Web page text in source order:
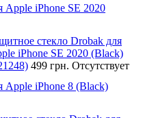
Apple iPhone SE 2020
стекло Drobak для
iPhone SE 2020 (Black)
499 грн. Отсутствует
Apple iPhone 8 (Black)